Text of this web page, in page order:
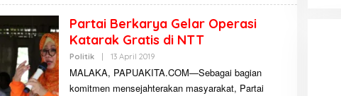
I
A
Partai Berkarya Gelar Operasi
Katarak Gratis di NTT
Politik 13 April 2019O
E
H
MALAKA, PAPUAKITA.COM—Sebagai bagian
komitmen mensejahterakan masyarakat, Partai